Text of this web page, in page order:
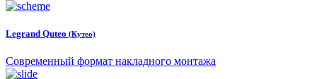
Legrand Quteo (Кутео)
Современный формат накладного монтажа